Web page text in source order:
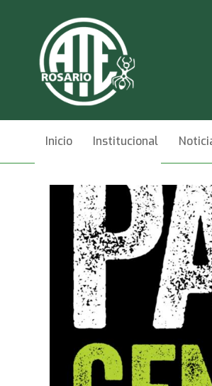
Inicio Institucional
Videos Contacto